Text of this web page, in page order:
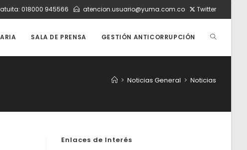
018000 945566 atencion.usuario@yuma.com.co Twitter
SALA DE PRENSA GESTIÓN ANTICORRUPCIÓN ALTERNAR
DE
> Noticias General > Noticias
Enlaces de Interés